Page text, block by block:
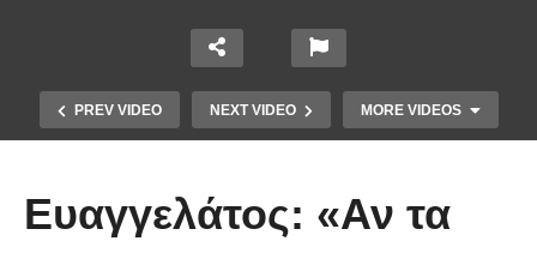
PREV VIDEO NEXT VIDEO MORE VIDEOS
Ευαγγελάτος: «Αν τα